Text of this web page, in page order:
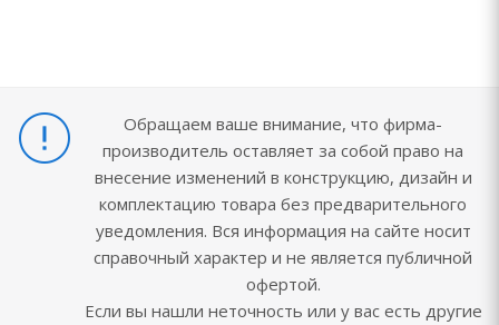
Обращаем ваше внимание, что фирма-
производитель оставляет за собой право на
внесение изменений в конструкцию, дизайн и
комплектацию товара без предварительного
уведомления. Вся информация на сайте носит
справочный характер и не является публичной
офертой.
Если вы нашли неточность или у вас есть другие